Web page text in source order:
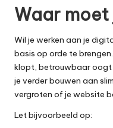
Waar
Wil je werken aan je
basis op orde te
klopt, betrouwbaar oogt
je verder bouwen aan
vergroten of je website
Let bijvoorbeeld op: